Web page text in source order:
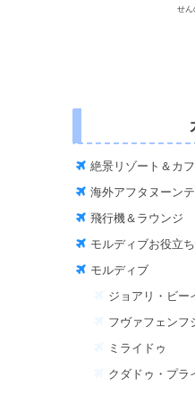
せん
絶景リゾート＆カ
海外アフタヌーン
飛行機＆ラウンジ
モルディブお役立
モルディブ
ジョアリ・ビー
フヴァフェンフ
ミライドゥ
クダドゥ・プラ